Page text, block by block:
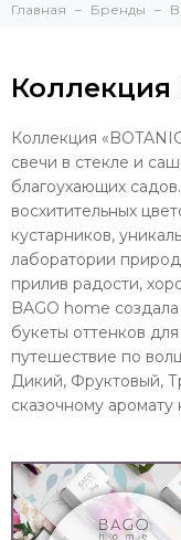
Главная Бренды
Коллекция
Коллекция
свечи в стекле и
благоухающих
восхитительных
кустарников,
лаборатории
прилив радости,
BAGO home
букеты оттенков
путешествие по
Дикий, Фруктовый,
сказочному аромату